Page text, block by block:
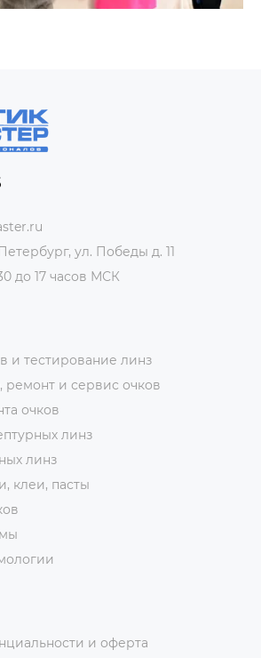
ул. Победы д. 11
до 17 часов МСК
и тестирование линз
ремонт и сервис очков
очков
линз
линз
клеи, пасты
и оферта